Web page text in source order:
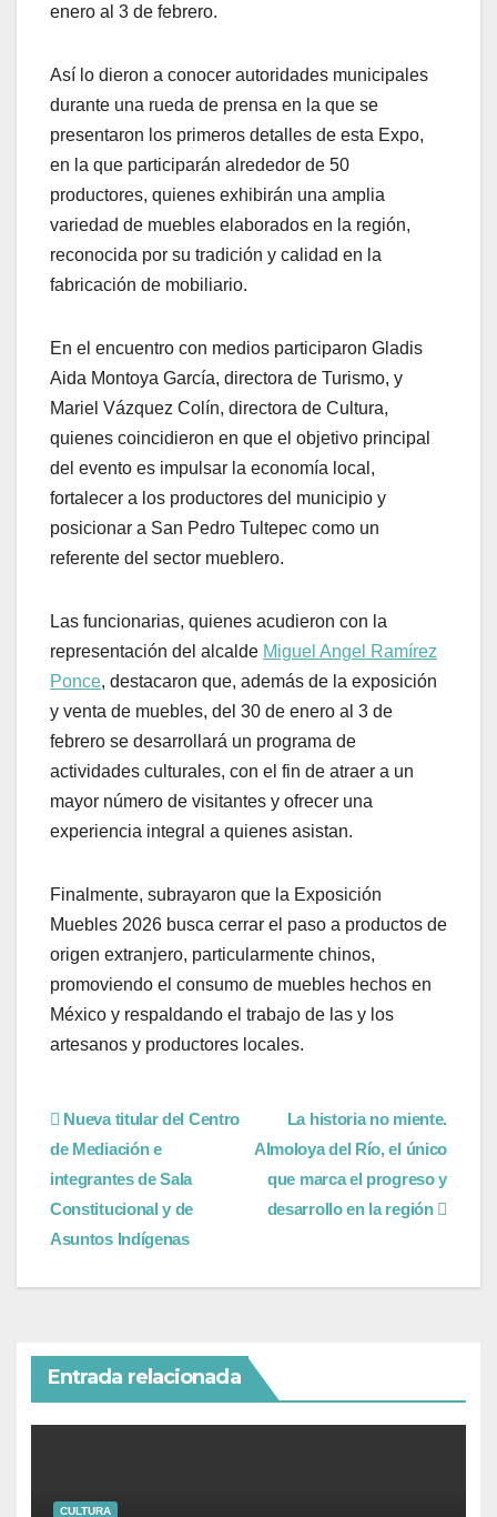
enero al 3 de febrero.
Así lo dieron a conocer autoridades municipales
durante una rueda de prensa en la que se
presentaron los primeros detalles de esta Expo,
en la que participarán alrededor de 50
productores, quienes exhibirán una amplia
variedad de muebles elaborados en la región,
reconocida por su tradición y calidad en la
fabricación de mobiliario.
En el encuentro con medios participaron Gladis
Aida Montoya García, directora de Turismo, y
Mariel Vázquez Colín, directora de Cultura,
quienes coincidieron en que el objetivo principal
del evento es impulsar la economía local,
fortalecer a los productores del municipio y
posicionar a San Pedro Tultepec como un
referente del sector mueblero.
Las funcionarias, quienes acudieron con la
representación del alcalde Miguel Angel Ramírez
Ponce, destacaron que, además de la exposición
y venta de muebles, del 30 de enero al 3 de
febrero se desarrollará un programa de
actividades culturales, con el fin de atraer a un
mayor número de visitantes y ofrecer una
experiencia integral a quienes asistan.
Finalmente, subrayaron que la Exposición
Muebles 2026 busca cerrar el paso a productos de
origen extranjero, particularmente chinos,
promoviendo el consumo de muebles hechos en
México y respaldando el trabajo de las y los
artesanos y productores locales.
La historia no miente.
Almoloya del Río, el único
que marca el progreso y
desarrollo en la región
Nueva titular del Centro
de Mediación e
integrantes de Sala
Constitucional y de
Asuntos Indígenas
Entrada relacionada
CULTURA